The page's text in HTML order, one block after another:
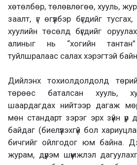
хөтөлбөр, төлөвлөгөө, хууль,
заалт, үг өгүүлбэр бүгдийг
хуулийн төсөлд бүгдийг
алиныг нь “хогийн
туйлшралаас салах хэрэгтэй
Дийлэнх тохиолдолдолд
төрөөс баталсан хууль,
шаардагдах нийтээр дагаж
мөн стандарт зэрэг эрх зүйн үр
байдаг (биелүүлэхгүй бол
бичгийг ойлгодог юм байна.
журам, дүрэм шүүмжлэл